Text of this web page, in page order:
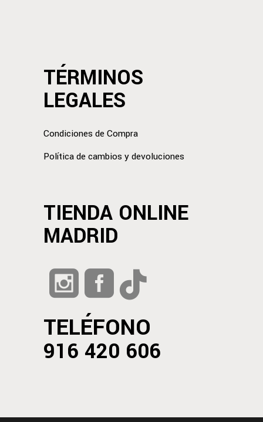
TÉRMINOS
LEGALES
Condiciones de Compra
Política de cambios y devoluciones
TIENDA ONLINE
MADRID
TELÉFONO
916 420 606